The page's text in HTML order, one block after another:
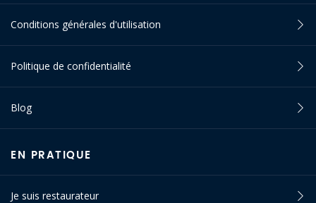
Conditions générales d'utilisation
Politique de confidentialité
Blog
EN PRATIQUE
Je suis restaurateur